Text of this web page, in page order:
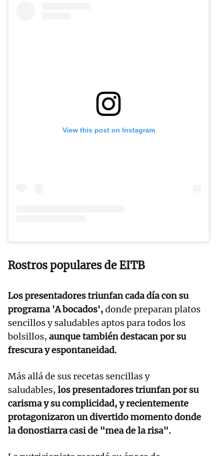
View this post on Instagram
Rostros populares de EITB
Los presentadores triunfan cada día con su
programa 'A bocados',donde preparan platos
sencillos y saludables aptos para todos los
bolsillos, aunque también destacan por su
frescura y espontaneidad.
Más allá de sus recetas sencillas y
saludables, los presentadores triunfan por su
carisma y su complicidad, y recientemente
protagonizaron un divertido momento donde
la donostiarra casi de "mea de la risa".